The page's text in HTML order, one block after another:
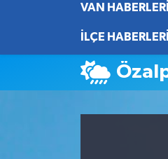
VAN HABERLERİ
İLÇE HABERLERİ
Van Hava Durumu
Van Namaz Vakitleri
Van Trafik Yoğunluk
Süper Lig Puan